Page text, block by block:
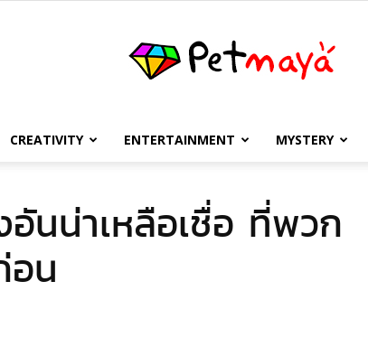
เพชร
CREATIVITY ENTERTAINMENT MYSTERY
นน่าเหลือเชื่อ ที่พวก
อน